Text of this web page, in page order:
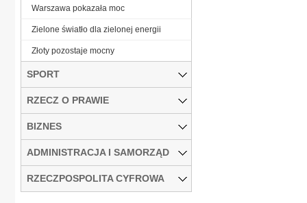
Warszawa pokazała moc
Zielone światło dla zielonej energii
Złoty pozostaje mocny
SPORT
RZECZ O PRAWIE
BIZNES
ADMINISTRACJA I SAMORZĄD
RZECZPOSPOLITA CYFROWA